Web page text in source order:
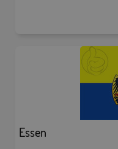
Essen